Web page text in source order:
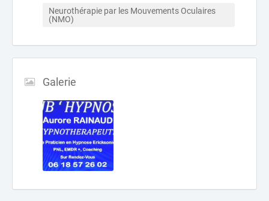
Neurothérapie par les Mouvements Oculaires
(NMO)
Galerie